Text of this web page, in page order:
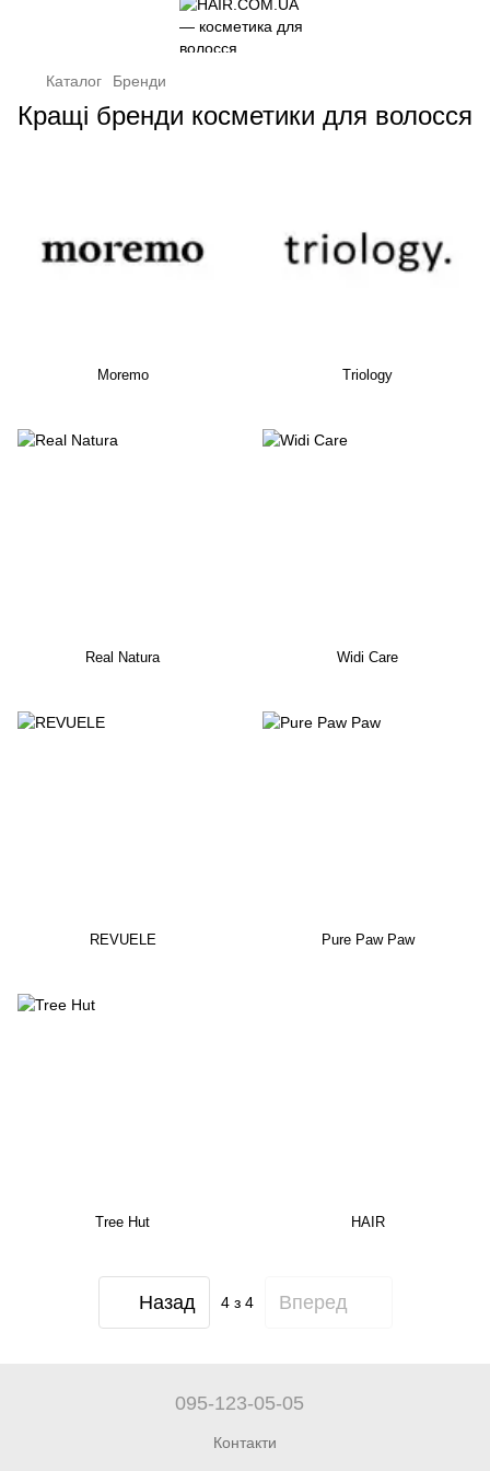
Каталог Бренди
Кращі бренди косметики для волосся
Moremo Triology
Real Natura Widi Care
REVUELE Pure Paw Paw
Tree Hut HAIR
Назад 4з 4 Вперед
095-123-05-05
Контакти